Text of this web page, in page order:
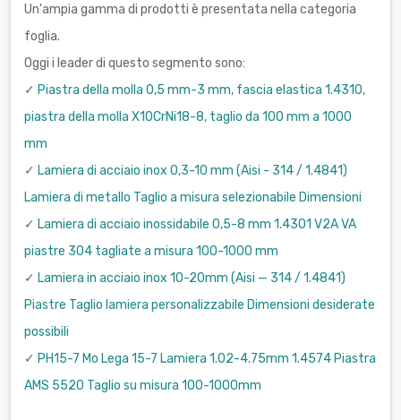
Un'ampia gamma di prodotti è presentata nella categoria
foglia.
Oggi i leader di questo segmento sono:
✓ Piastra della molla 0,5 mm-3 mm, fascia elastica 1.4310,
piastra della molla X10CrNi18-8, taglio da 100 mm a 1000
mm
✓ Lamiera di acciaio inox 0,3-10 mm (Aisi - 314 / 1.4841)
Lamiera di metallo Taglio a misura selezionabile Dimensioni
✓ Lamiera di acciaio inossidabile 0,5-8 mm 1.4301 V2A VA
piastre 304 tagliate a misura 100-1000 mm
✓ Lamiera in acciaio inox 10-20mm (Aisi — 314 / 1.4841)
Piastre Taglio lamiera personalizzabile Dimensioni desiderate
possibili
✓ PH15-7 Mo Lega 15-7 Lamiera 1.02-4.75mm 1.4574 Piastra
AMS 5520 Taglio su misura 100-1000mm